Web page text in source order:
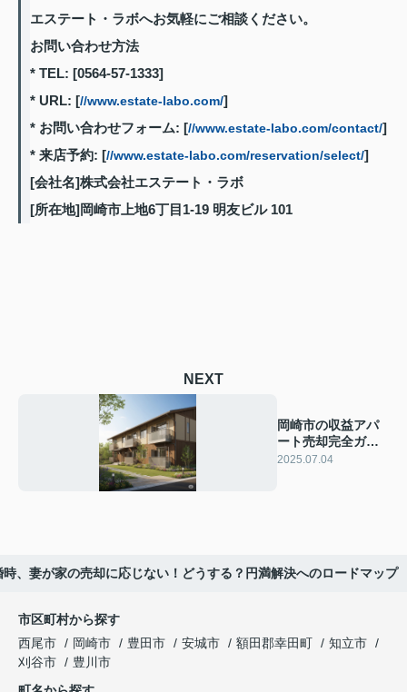
エステート・ラボへお気軽にご相談ください。
お問い合わせ方法
* TEL: [0564-57-1333]
* URL: [//www.estate-labo.com/]
* お問い合わせフォーム: [//www.estate-labo.com/contact/]
* 来店予約: [//www.estate-labo.com/reservation/select/]
[会社名]株式会社エステート・ラボ
[所在地]岡崎市上地6丁目1-19 明友ビル 101
NEXT
岡崎市の収益アパ
ート売却完全ガイ
ド｜資産整理で最
2025.07.04
、妻が家の売却に応じない！どうする？円満解決へのロードマップ
市区町村から探す
西尾市
岡崎市 豊田市 安城市 額田郡幸田町
知立市
刈谷市
豊川市